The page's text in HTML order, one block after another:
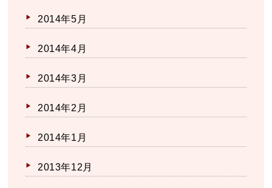
2014年5月
2014年4月
2014年3月
2014年2月
2014年1月
2013年12月